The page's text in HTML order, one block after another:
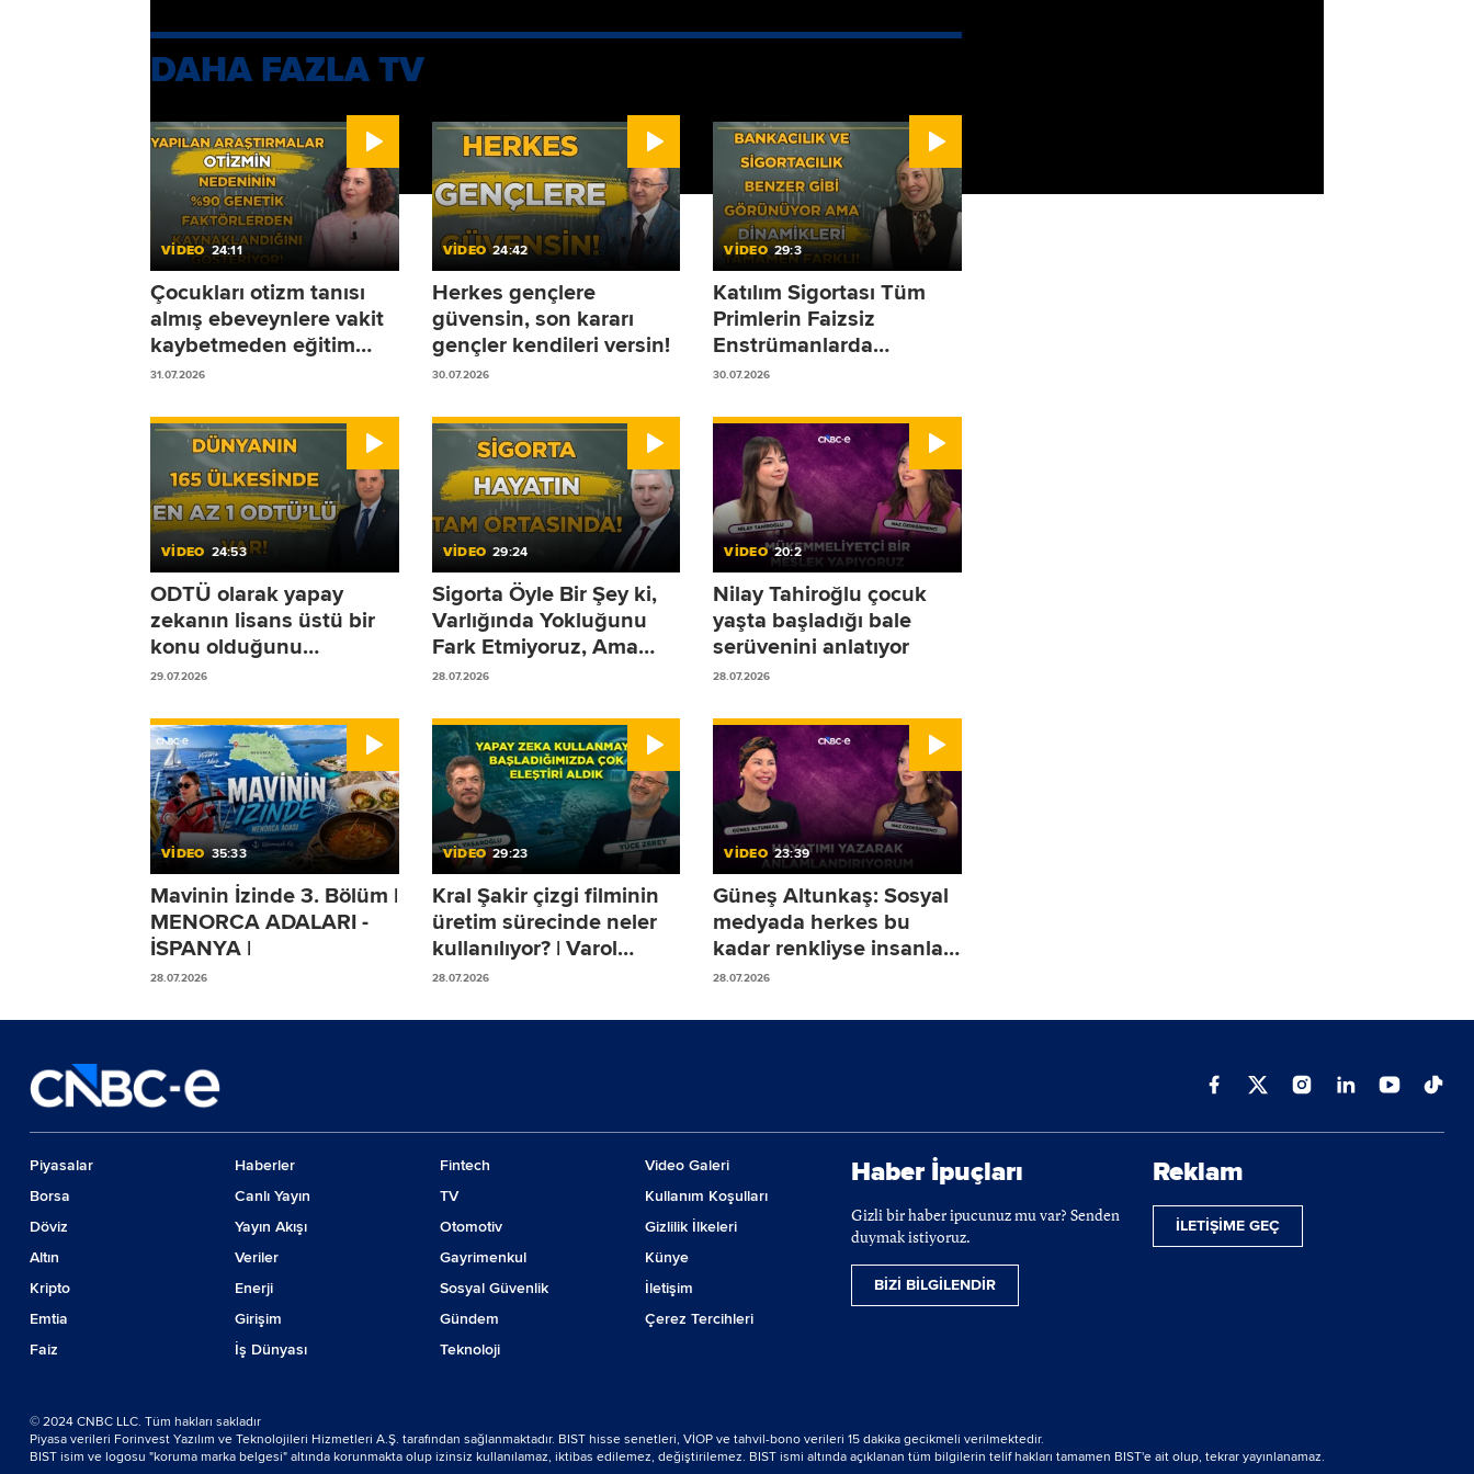
DAHA FAZLA TV
VİDEO 24:11
Çocukları otizm tanısı
almış ebeveynlere vakit
kaybetmeden eğitim
sürecine başlamalarını
31.07.2026
VİDEO 24:42
Herkes gençlere
güvensin, son kararı
gençler kendileri versin!
30.07.2026
VİDEO 29:3
Katılım Sigortası Tüm
Primlerin Faizsiz
Enstrümanlarda
Değerlendirilmesidir!
30.07.2026
VİDEO 24:53
ODTÜ olarak yapay
zekanın lisans üstü bir
konu olduğunu
düşünüyoruz!
29.07.2026
VİDEO 29:24
Sigorta Öyle Bir Şey ki,
Varlığında Yokluğunu
Fark Etmiyoruz, Ama
Olmadığında Sistemler
28.07.2026
VİDEO 20:2
Nilay Tahiroğlu çocuk
yaşta başladığı bale
serüvenini anlatıyor
28.07.2026
VİDEO 35:33
Mavinin İzinde 3. Bölüm |
MENORCA ADALARI -
İSPANYA |
28.07.2026
VİDEO 29:23
Kral Şakir çizgi filminin
üretim sürecinde neler
kullanılıyor? | Varol
Yaşaroğlu
28.07.2026
VİDEO 23:39
Güneş Altunkaş: Sosyal
medyada herkes bu
kadar renkliyse insanlar
sokakta neden mutsuz?
28.07.2026
Piyasalar
Borsa
Döviz
Altın
Kripto
Emtia
Faiz
Haberler
Canlı Yayın
Yayın Akışı
Veriler
Enerji
Girişim
İş Dünyası
Fintech
TV
Otomotiv
Gayrimenkul
Sosyal Güvenlik
Gündem
Teknoloji
Video Galeri
Kullanım Koşulları
Gizlilik İlkeleri
Künye
İletişim
Çerez Tercihleri
Haber İpuçları
Gizli bir haber ipucunuz mu var? Senden
duymak istiyoruz.
BİZİ BİLGİLENDİR
Reklam
İLETİŞİME GEÇ
© 2024 CNBC LLC. Tüm hakları sakladır
Piyasa verileri Forinvest Yazılım ve Teknolojileri Hizmetleri A.Ş. tarafından sağlanmaktadır. BIST hisse senetleri, VİOP ve tahvil-bono verileri 15 dakika gecikmeli verilmektedir.
BIST isim ve logosu "koruma marka belgesi" altında korunmakta olup izinsiz kullanılamaz, iktibas edilemez, değiştirilemez. BIST ismi altında açıklanan tüm bilgilerin telif hakları tamamen BIST'e ait olup, tekrar yayınlanamaz.